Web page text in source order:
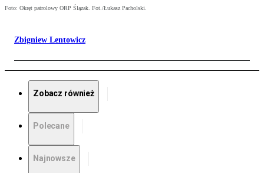
Foto: Okręt patrolowy ORP Ślązak. Fot./Łukasz Pacholski.
Zbigniew Lentowicz
Zobacz również
Polecane
Najnowsze